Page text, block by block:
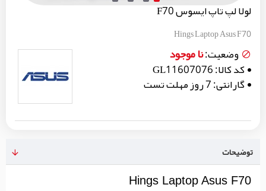
لولا لپ تاپ ایسوس F70
Hings Laptop Asus F70
وضعیت:نا موجود
کد کالا:GL11607076
گارانتی:7 روز مهلت تست
توضیحات
Hings Laptop Asus F70